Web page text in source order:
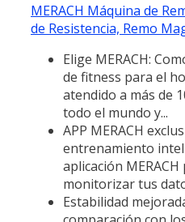
MERACH Máquina de
de Resistencia, Remo
Elige MERACH:
de fitness para el
atendido a más de
todo el mundo y...
APP MERACH
entrenamiento
aplicación
monitorizar tus
Estabilidad